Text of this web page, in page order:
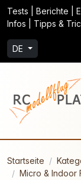
Tests | Berichte |
Infos | Tipps &
DE
Startseite
Micro & Indoor